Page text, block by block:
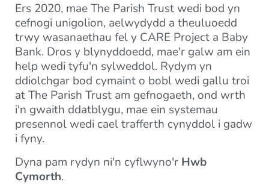
Ers 2020, mae The Parish Trust wedi bod yn
cefnogi unigolion, aelwydydd a theuluoedd
trwy wasanaethau fel y CARE Project a Baby
Bank. Dros y blynyddoedd, mae'r galw am ein
help wedi tyfu'n sylweddol. Rydym yn
ddiolchgar bod cymaint o bobl wedi gallu troi
at The Parish Trust am gefnogaeth, ond wrth
i'n gwaith ddatblygu, mae ein systemau
presennol wedi cael trafferth cynyddol i gadw
i fyny.
Dyna pam rydyn ni'n cyflwyno'r Hwb
Cymorth.